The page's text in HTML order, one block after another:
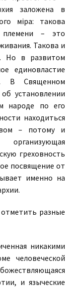
заложена в
мiра: такова
– это
Такова и
Но в развитом
единовластие
В Священном
установлении
народе по его
находиться
– потому и
организующая
греховность
посвящение от
именно на
разные
никакими
человеческой
и языческие